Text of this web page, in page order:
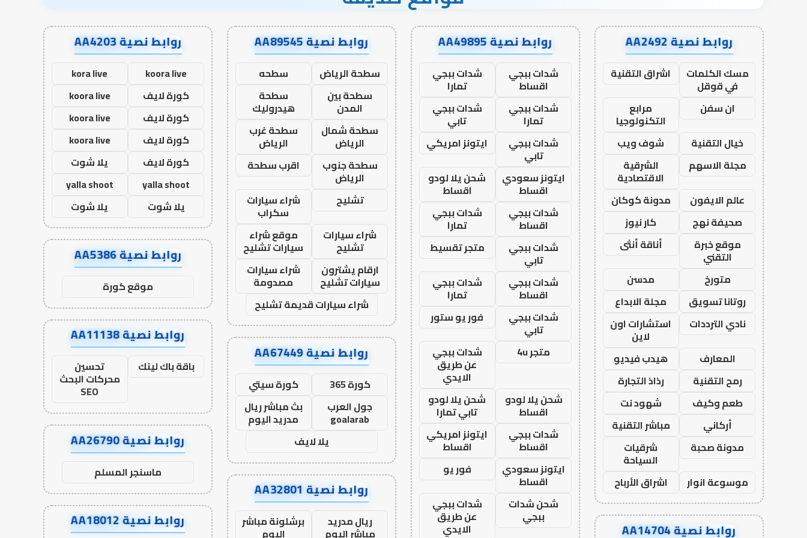
روابط نصية AA2492
مسك الكلمات
في قوقل
اشراق التقنية
ان سفن
مرابع
التكنولوجيا
خيال التقنية
شوف ويب
مجلة الاسهم
الشرقية
الاقتصادية
عالم الايفون
مدونة كوكان
صحيفة نهج
كار نيوز
موقع خبرة
التقني
أناقة أنثى
متورخ
مدسن
روتانا تسويق
مجلة الابداع
نادي الترددات
استشارات اون
لاين
المعارف
هيدب فيديو
رمح التقنية
رذاذ التجارة
طعم وكيف
شهود نت
أركاني
مباشر التقنية
مدونة صحبة
شرقيات
السياحة
موسوعة انوار
اشراق الأرباح
روابط نصية AA14704
روابط نصية AA49895
شدات ببجي
اقساط
شدات ببجي
تمارا
شدات ببجي
تمارا
شدات ببجي
تابي
شدات ببجي
تابي
ايتونز امريكي
ايتونز سعودي
اقساط
شحن يلا لودو
اقساط
شدات ببجي
اقساط
شدات ببجي
تمارا
شدات ببجي
تابي
متجر تقسيط
شدات ببجي
اقساط
شدات ببجي
تمارا
شدات ببجي
تابي
فور يو ستور
متجر 4u
شدات ببجي
عن طريق
الايدي
شحن يلا لودو
اقساط
شحن يلا لودو
تابي تمارا
شدات ببجي
اقساط
ايتونز امريكي
اقساط
ايتونز سعودي
اقساط
فور يو
شحن شدات
ببجي
شدات ببجي
عن طريق
الايدي
روابط نصية AA89545
سطحة الرياض
سطحه
سطحة بين
المدن
سطحة
هيدروليك
سطحة شمال
الرياض
سطحة غرب
الرياض
سطحة جنوب
الرياض
اقرب سطحة
تشليح
شراء سيارات
سكراب
شراء سيارات
تشليح
موقع شراء
سيارات تشليح
ارقام يشترون
سيارات تشليح
شراء سيارات
مصدومة
شراء سيارات قديمة تشليح
روابط نصية AA67449
كورة 365
كورة سيتي
جول العرب
goalarab
بث مباشر ريال
مدريد اليوم
يلا لايف
روابط نصية AA32801
ريال مدريد
مباشر اليوم
برشلونة مباشر
اليوم
روابط نصية AA4203
koora live
kora live
كورة لايف
koora live
كورة لايف
koora live
كورة لايف
koora live
كورة لايف
يلا شوت
yalla shoot
yalla shoot
يلا شوت
يلا شوت
روابط نصية AA5386
موقع كورة
روابط نصية AA11138
باقة باك لينك تحسين
محركات البحث
SEO
روابط نصية AA26790
ماسنجر المسلم
روابط نصية AA18012